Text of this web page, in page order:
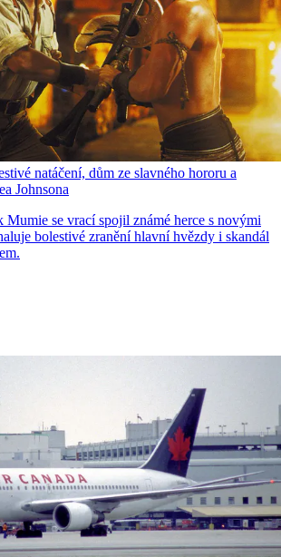
natáčení, dům ze slavného hororu a
Johnsona
Mumie se vrací spojil známé herce s novými
bolestivé zranění hlavní hvězdy i skandál